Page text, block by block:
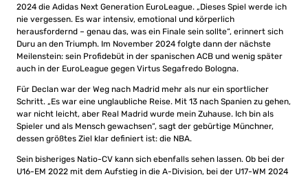
2024 die Adidas Next Generation EuroLeague. „Dieses Spiel werde ich
nie vergessen. Es war intensiv, emotional und körperlich
herausfordernd – genau das, was ein Finale sein sollte“, erinnert sich
Duru an den Triumph. Im November 2024 folgte dann der nächste
Meilenstein: sein Profidebüt in der spanischen ACB und wenig später
auch in der EuroLeague gegen Virtus Segafredo Bologna.
Für Declan war der Weg nach Madrid mehr als nur ein sportlicher
Schritt. „Es war eine unglaubliche Reise. Mit 13 nach Spanien zu gehen,
war nicht leicht, aber Real Madrid wurde mein Zuhause. Ich bin als
Spieler und als Mensch gewachsen“, sagt der gebürtige Münchner,
dessen größtes Ziel klar definiert ist: die NBA.
Sein bisheriges Natio-CV kann sich ebenfalls sehen lassen. Ob bei der
U16-EM 2022 mit dem Aufstieg in die A-Division, bei der U17-WM 2024